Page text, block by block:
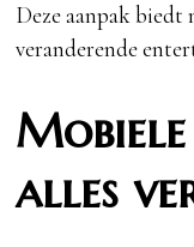
Deze aanpak
veranderende
alles